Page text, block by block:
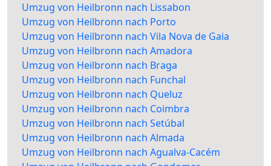
Umzug von Heilbronn nach Lissabon
Umzug von Heilbronn nach Porto
Umzug von Heilbronn nach Vila Nova de Gaia
Umzug von Heilbronn nach Amadora
Umzug von Heilbronn nach Braga
Umzug von Heilbronn nach Funchal
Umzug von Heilbronn nach Queluz
Umzug von Heilbronn nach Coimbra
Umzug von Heilbronn nach Setúbal
Umzug von Heilbronn nach Almada
Umzug von Heilbronn nach Agualva-Cacém